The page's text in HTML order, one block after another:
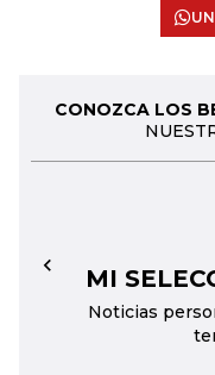
CONOZCA LOS
MI
Noticias
←